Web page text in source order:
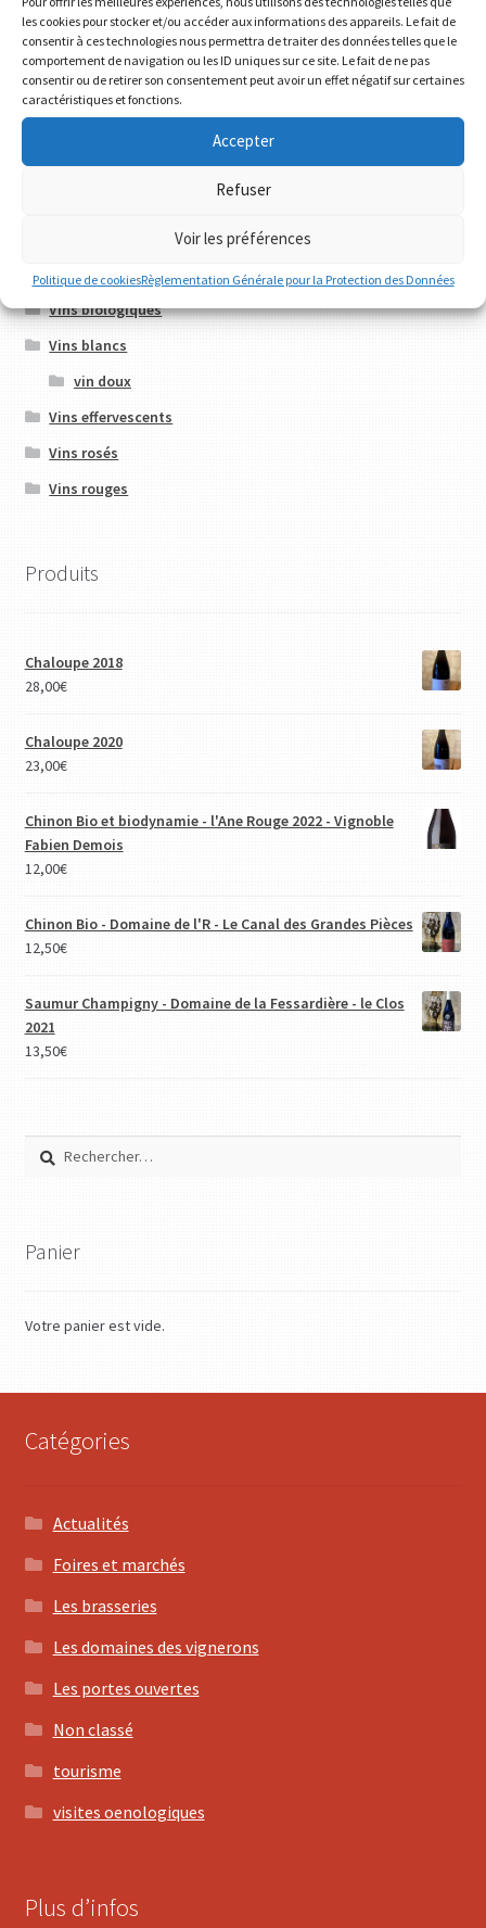
les cookies pour stocker et/ou accéder aux informations des appareils. Le fait de
consentir à ces technologies nous permettra de traiter des données telles que le
comportement de navigation ou les ID uniques sur ce site. Le fait de ne pas
consentir ou de retirer son consentement peut avoir un effet négatif sur certaines
caractéristiques et fonctions.
Accepter
Refuser
Voir les préférences
Politique de cookiesRèglementation Générale pour la Protection des Données
Bières artisanales
Chinon
IPA
vin sans souffre ajouté
Vins biologiques
Vins blancs
vin doux
Vins effervescents
Vins rosés
Vins rouges
Produits
Chaloupe 2018
28,00€
Chaloupe 2020
23,00€
Chinon Bio et biodynamie - l'Ane Rouge 2022 - Vignoble
Fabien Demois
12,00€
Chinon Bio - Domaine de l'R - Le Canal des Grandes Pièces
12,50€
Saumur Champigny - Domaine de la Fessardière - le Clos
2021
13,50€
Rechercher :
Panier
Votre panier est vide.
Catégories
Actualités
Foires et marchés
Les brasseries
Les domaines des vignerons
Les portes ouvertes
Non classé
tourisme
visites oenologiques
Plus d’infos